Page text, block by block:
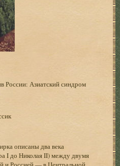
России: Азиатский синдром
описаны два века
I до Николая II) между двумя